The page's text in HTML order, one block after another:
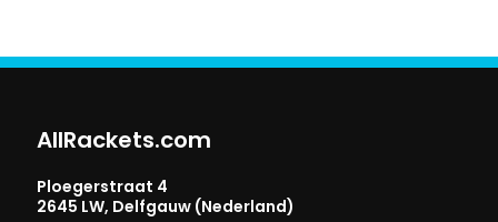
optie
AllRackets.com
Ploegerstraat 4
2645 LW, Delfgauw (Nederland)